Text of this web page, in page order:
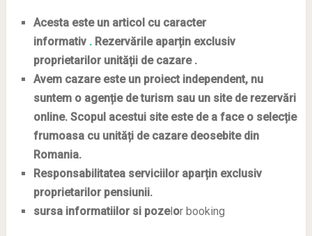
Acesta este un articol cu caracter
informativ .Rezervările aparțin exclusiv
proprietarilor unității de cazare .
Avem cazare este un proiect independent, nu
suntem o agenție de turism sau un site de rezervări
online. Scopul acestui site este de a face o selecție
frumoasa cu unități de cazare deosebite din
Romania.
Responsabilitatea serviciilor aparțin exclusiv
proprietarilor pensiunii.
sursa informatiilor si pozel or booking